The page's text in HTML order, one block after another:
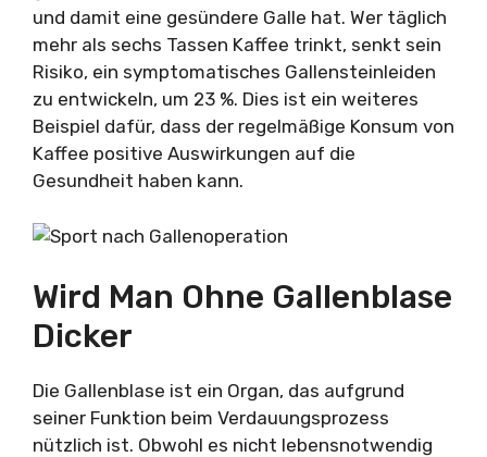
und damit eine gesündere Galle hat. Wer täglich
mehr als sechs Tassen Kaffee trinkt, senkt sein
Risiko, ein symptomatisches Gallensteinleiden
zu entwickeln, um 23 %. Dies ist ein weiteres
Beispiel dafür, dass der regelmäßige Konsum von
Kaffee positive Auswirkungen auf die
Gesundheit haben kann.
Wird Man Ohne Gallenblase
Dicker
Die Gallenblase ist ein Organ, das aufgrund
seiner Funktion beim Verdauungsprozess
nützlich ist. Obwohl es nicht lebensnotwendig